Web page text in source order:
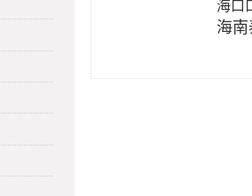
海口口岸外
海